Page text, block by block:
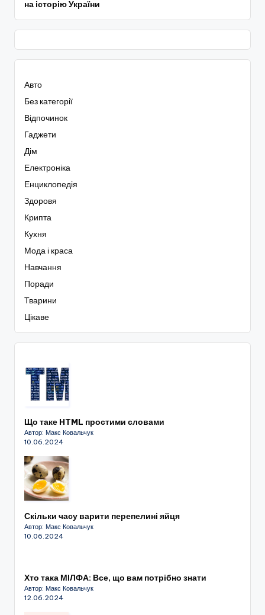
на історію України
Авто
Без категорії
Відпочинок
Гаджети
Дім
Електроніка
Енциклопедія
Здоровя
Крипта
Кухня
Мода і краса
Навчання
Поради
Тварини
Цікаве
Що таке HTML простими словами
Автор: Макс Ковальчук
10.06.2024
Скільки часу варити перепелині яйця
Автор: Макс Ковальчук
10.06.2024
Хто така МІЛФА: Все, що вам потрібно знати
Автор: Макс Ковальчук
12.06.2024